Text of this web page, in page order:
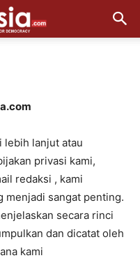
lebih lanjut atau
privasi kami,
redaksi , kami
menjadi sangat penting.
secara rinci
dan dicatat oleh
kami